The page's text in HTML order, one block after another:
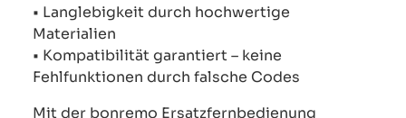
• Langlebigkeit durch hochwertige
Materialien
• Kompatibilität garantiert – keine
Fehlfunktionen durch falsche Codes
Mit der bonremo Ersatzfernbedienung